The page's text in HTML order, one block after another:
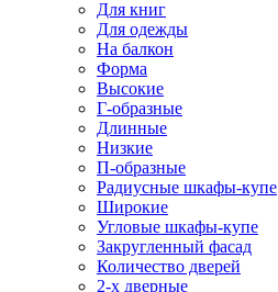
Для книг
Для одежды
На балкон
Форма
Высокие
Г-образные
Длинные
Низкие
П-образные
Радиусные шкафы-купе
Широкие
Угловые шкафы-купе
Закругленный фасад
Количество дверей
2-х дверные